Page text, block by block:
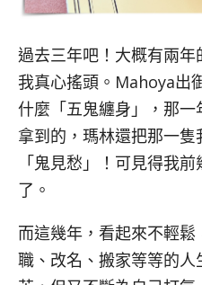
過去三年吧！大概有兩年
我真心搖頭。Mahoya出
什麼「五鬼纏身」，那
拿到的，瑪林還把那一
「鬼見愁」！可見得我
了。
而這幾年，看起來不輕
職、改名、搬家等等的